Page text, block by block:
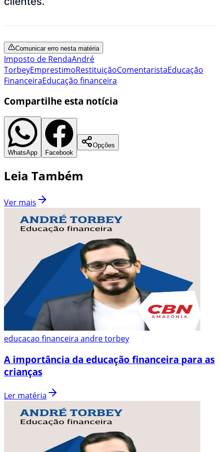
Comunicar erro nesta matéria
Imposto de RendaAndré
TorbeyEmprestimoRestituiçãoComentaristaEducação
FinanceiraEducação financeira
Compartilhe esta notícia
WhatsApp Facebook
Opções
Leia Também
Ver mais
educacao financeira andre torbey
A importância da educação financeira para as
crianças
Ler matéria